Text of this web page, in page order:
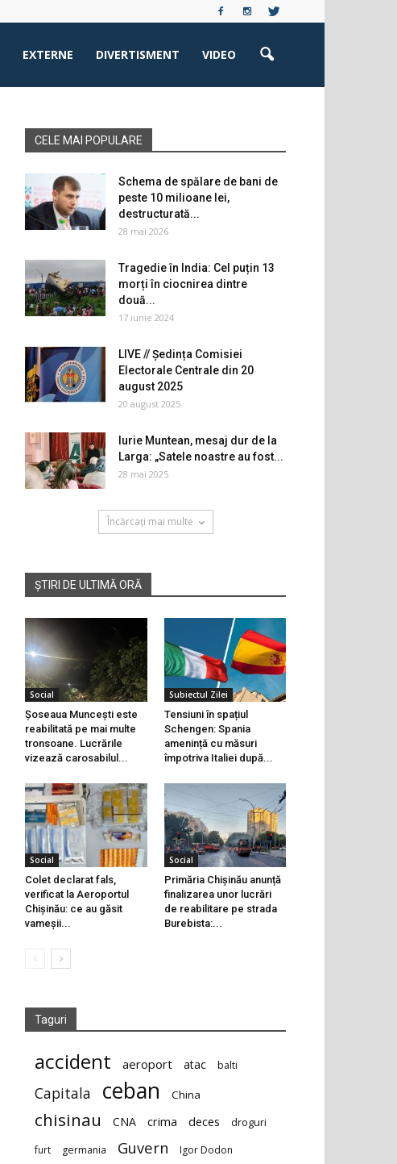
EXTERNE DIVERTISMENT VIDEO
CELE MAI POPULARE
Schema de spălare de bani de
peste 10 milioane lei,
destructurată...
28 mai 2026
Tragedie în India: Cel puțin 13
morți în ciocnirea dintre
două...
17 iunie 2024
LIVE // Ședința Comisiei
Electorale Centrale din 20
august 2025
20 august 2025
Iurie Muntean, mesaj dur de la
Larga: „Satele noastre au fost...
28 mai 2025
Încărcați mai multe
ȘTIRI DE ULTIMĂ ORĂ
Social
Șoseaua Muncești este
reabilitată pe mai multe
tronsoane. Lucrările
vizează carosabilul...
Subiectul Zilei
Tensiuni în spațiul
Schengen: Spania
amenință cu măsuri
împotriva Italiei după...
Social
Colet declarat fals,
verificat la Aeroportul
Chișinău: ce au găsit
vameșii...
Social
Primăria Chișinău anunță
finalizarea unor lucrări
de reabilitare pe strada
Burebista:...
Taguri
accident aeroport atac balti
Capitala ceban China
chisinau CNA crima deces droguri
furt germania Guvern Igor Dodon